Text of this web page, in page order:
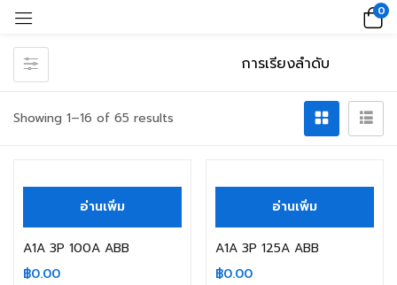
0
Showing 1–16 of 65 results
อ่านเพิ่ม
A1A 3P 100A ABB
฿0.00
อ่านเพิ่ม
A1A 3P 125A ABB
฿0.00